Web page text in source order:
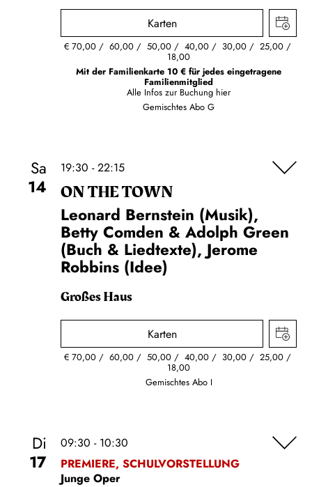
Karten
€ 70,00 60,00 50,00 40,00 30,00 25,00
18,00
Mit der Familienkarte 10 € für jedes eingetragene
Familienmitglied
Alle Infos zur Buchung hier
Gemischtes Abo G
Sa
14
19:30 - 22:15
ON THE TOWN
Leonard Bernstein (Musik),
Betty Comden & Adolph Green
(Buch & Liedtexte), Jerome
Robbins (Idee)
Großes Haus
Karten
€ 70,00 60,00 50,00 40,00 30,00 25,00
18,00
Gemischtes Abo I
Di
17
09:30 - 10:30
PREMIERE, SCHULVORSTELLUNG
Junge Oper